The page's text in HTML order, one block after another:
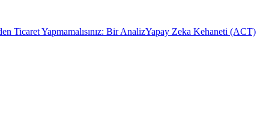
Ticaret Yapmamalısınız: Bir AnalizYapay Zeka Kehaneti (ACT)